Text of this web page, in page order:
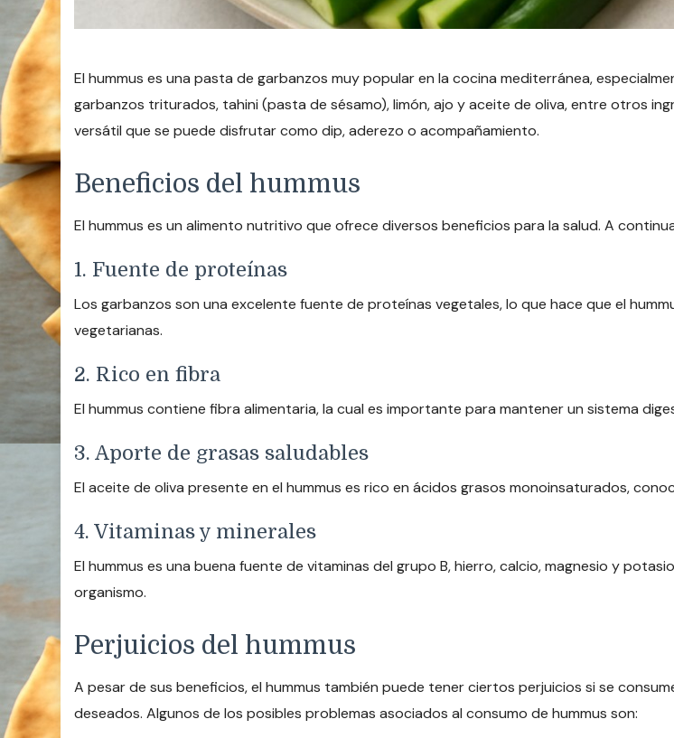
El hummus es una pasta de garbanzos muy popular en la cocina mediterránea,
garbanzos triturados, tahini (pasta de sésamo), limón, ajo y aceite de oliva, entre otros
versátil que se puede disfrutar como dip, aderezo o acompañamiento.
Beneficios del hummus
El hummus es un alimento nutritivo que ofrece diversos beneficios para la salud. A
1. Fuente de proteínas
Los garbanzos son una excelente fuente de proteínas vegetales, lo que hace que el
vegetarianas.
2. Rico en fibra
El hummus contiene fibra alimentaria, la cual es importante para mantener un sistema
3. Aporte de grasas saludables
El aceite de oliva presente en el hummus es rico en ácidos grasos monoinsaturados,
4. Vitaminas y minerales
El hummus es una buena fuente de vitaminas del grupo B, hierro, calcio, magnesio y
organismo.
Perjuicios del hummus
A pesar de sus beneficios, el hummus también puede tener ciertos perjuicios si se
deseados. Algunos de los posibles problemas asociados al consumo de hummus son: